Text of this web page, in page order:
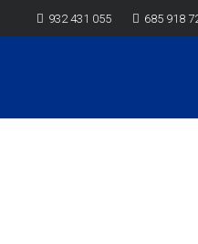
932 431 055 685 918